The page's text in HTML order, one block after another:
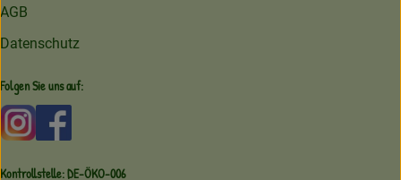
AGB
Datenschutz
Folgen Sie uns auf:
Externer Link zu https://www.instagram.com/
Kontrollstelle: DE-ÖKO-006